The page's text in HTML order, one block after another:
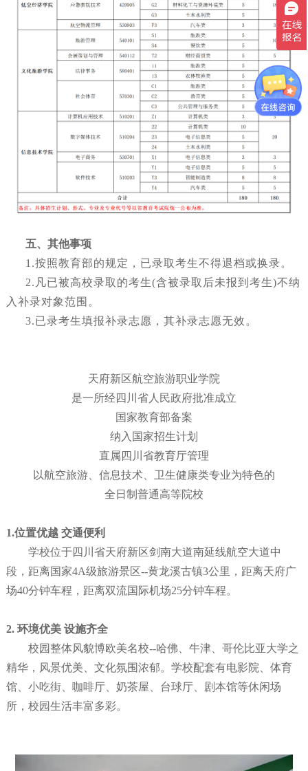
五、其他事项
1.按照教育部的规定，已录取考生不得退档或换录。
2.凡已被高校录取的考生(含被录取后未报到考生)不纳
入补录对象范围。
3.已录考生填报补录志愿，其补录志愿无效。
天府新区航空旅游职业学院
是一所经四川省人民政府批准成立
国家教育部备案
纳入国家招生计划
直属四川省教育厅管理
以航空旅游、信息技术、卫生健康类专业为特色的
全日制普通高等院校
1.位置优越 交通便利
学校位于四川省天府新区剑南大道南延线航空大道中
段，距离国家4A级旅游景区--黄龙溪古镇3公里，距离天府广
场40分钟车程，距离双流国际机场25分钟车程。
2. 环境优美 设施齐全
校园整体风貌博欧美名校--哈佛、牛津、哥伦比亚大学之
精华，风景优美、文化氛围浓郁。学校配套有电影院、体育
馆、小吃街、咖啡厅、奶茶屋、台球厅、剧本馆等休闲场
所，校园生活丰富多彩。